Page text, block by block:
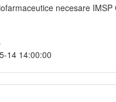
necesare
14 14:00:00